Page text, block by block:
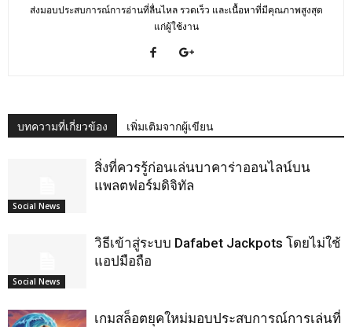
ส่งมอบประสบการณ์การอ่านที่ลื่นไหล รวดเร็ว และเนื้อหาที่มีคุณภาพสูงสุด
แก่ผู้ใช้งาน
บทความที่เกี่ยวข้อง เพิ่มเติมจากผู้เขียน
Social News
สิ่งที่ควรรู้ก่อนเล่นบาคาร่าออนไลน์บน
แพลตฟอร์มดิจิทัล
Social News
วิธีเข้าสู่ระบบ Dafabet Jackpots โดยไม่ใช้
แอปมือถือ
เกมสล็อตยุคใหม่มอบประสบการณ์การเล่นที่